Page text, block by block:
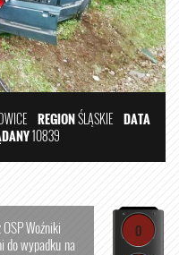
REGIONŚLĄSKIE DATA
10839
Woźniki
do wypadku na
0